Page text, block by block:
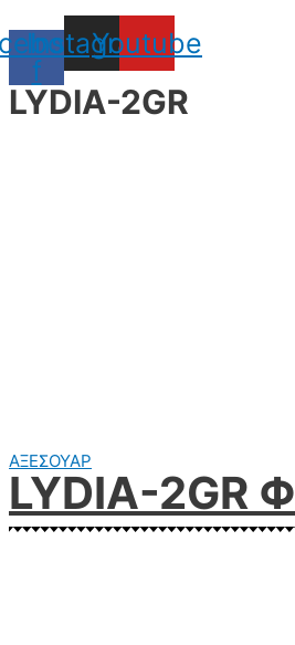
f
Instagram
Youtube
LYDIA-2GR
ΑΞΕΣΟΥΑΡ
LYDIA-2GR